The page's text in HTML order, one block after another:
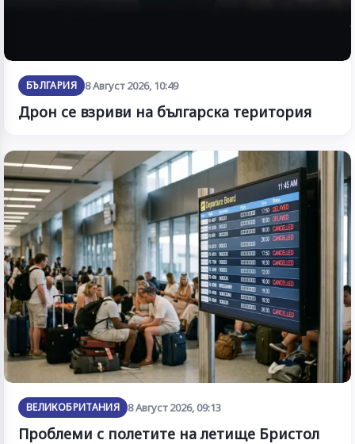
БЪЛГАРИЯ 8 Август 2026, 10:49
Дрон се взриви на българска територия
ВЕЛИКОБРИТАНИЯ 8 Август 2026, 09:13
Проблеми с полетите на летище Бристол